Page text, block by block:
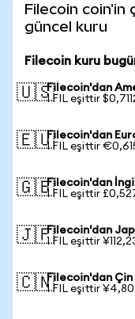
Filecoin coin'in
güncel kuru
Filecoin kuru
🇺🇸Filecoin'dan
1 FIL eşittir
🇪🇺Filecoin'dan
1 FIL eşittir
🇬🇧Filecoin'dan
1 FIL eşittir
🇯🇵Filecoin'dan
1 FIL eşittir
🇨🇳Filecoin'dan Çin
1 FIL eşittir ¥4,80